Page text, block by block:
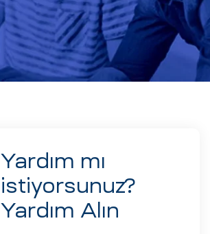
Yardım mı
istiyorsunuz?
Yardım Alın